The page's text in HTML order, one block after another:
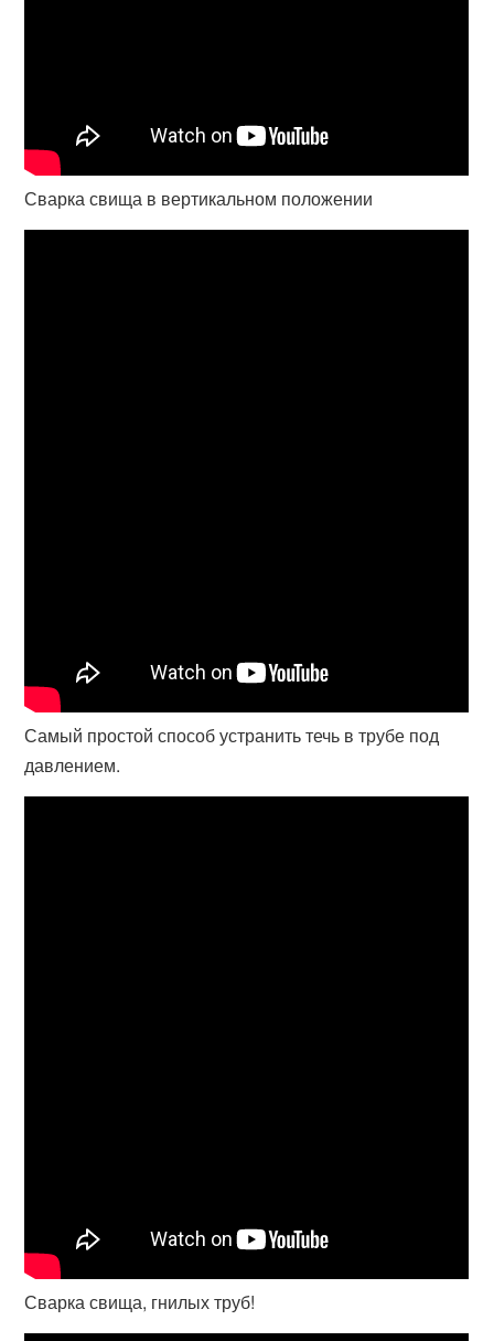
Сварка свища в вертикальном положении
Самый простой способ устранить течь в трубе под
давлением.
Сварка свища, гнилых труб!